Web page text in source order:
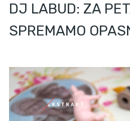
DJ LABUD: ZA
SPREMAMO